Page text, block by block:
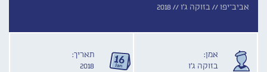
אביב־יפו //בזוקה ג'ו // 2018
אמן:
בזוקה ג'ו
תאריך:
2018